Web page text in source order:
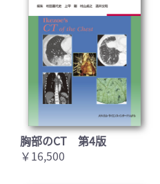
胸部のCT 第4版
￥16,500